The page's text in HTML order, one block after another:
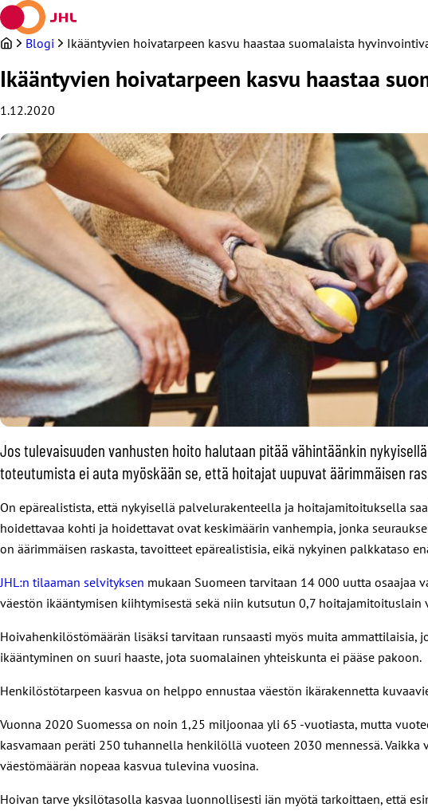
Siirry
sisältöön
Blogi Ikääntyvien hoivatarpeen kasvu haastaa suomalaista
Ikääntyvien hoivatarpeen kasvu haastaa
1.12.2020
Jos tulevaisuuden vanhusten hoito halutaan pitää vähintäänkin
toteutumista ei auta myöskään se, että hoitajat uupuvat äärimmäisen
On epärealistista, että nykyisellä palvelurakenteella ja hoitajamitoituksella
hoidettavaa kohti ja hoidettavat ovat keskimäärin vanhempia, jonka
on äärimmäisen raskasta, tavoitteet epärealistisia, eikä nykyinen palkkataso
JHL:n tilaaman selvityksen mukaan Suomeen tarvitaan 14 000 uutta osaajaa
väestön ikääntymisen kiihtymisestä sekä niin kutsutun 0,7 hoitajamitoituslain
Hoivahenkilöstömäärän lisäksi tarvitaan runsaasti myös muita
ikääntyminen on suuri haaste, jota suomalainen yhteiskunta ei pääse pakoon.
Henkilöstötarpeen kasvua on helppo ennustaa väestön ikärakennetta
Vuonna 2020 Suomessa on noin 1,25 miljoonaa yli 65 -vuotiasta, mutta
kasvamaan peräti 250 tuhannella henkilöllä vuoteen 2030 mennessä. Vaikka
väestömäärän nopeaa kasvua tulevina vuosina.
Hoivan tarve yksilötasolla kasvaa luonnollisesti iän myötä tarkoittaen, että